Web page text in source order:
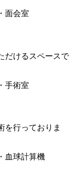
だけるスペースで
を行っておりま